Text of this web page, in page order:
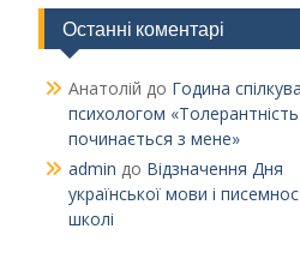
Останні коментарі
Анатолій до Година
психологом «Толерантність
починається з мене»
admin до Відзначення Дня
української мови і
школі